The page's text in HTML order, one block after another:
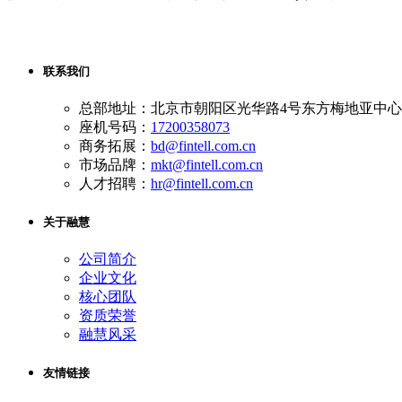
联系我们
总部地址：北京市朝阳区光华路4号东方梅地亚中
座机号码： 17200358073
商务拓展： bd@fintell.com.cn
市场品牌： mkt@fintell.com.cn
人才招聘： hr@fintell.com.cn
关于融慧
公司简介
企业文化
核心团队
资质荣誉
融慧风采
友情链接